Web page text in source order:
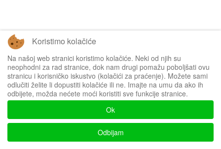
Koristimo kolačiće
Na našoj web stranici koristimo kolačiće. Neki od njih su
neophodni za rad stranice, dok nam drugi pomažu poboljšati ovu
stranicu i korisničko iskustvo (kolačići za praćenje). Možete sami
odlučiti želite li dopustiti kolačiće ili ne. Imajte na umu da ako ih
odbijete, možda nećete moći koristiti sve funkcije stranice.
Ok
Odbijam